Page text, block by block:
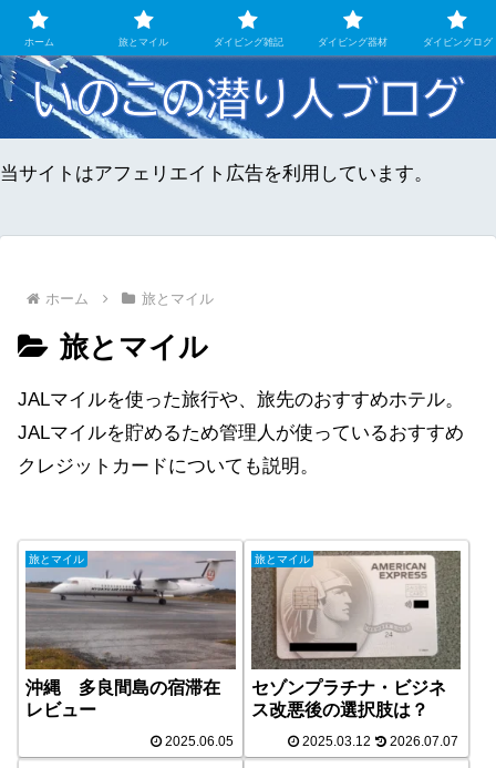
ダイビングとマイル旅のちょこっとメモ
当サイトはアフェリエイト広告を利用しています。
ホーム 旅とマイル
旅とマイル
JALマイルを使った旅行や、旅先のおすすめホテル。
JALマイルを貯めるため管理人が使っているおすすめ
クレジットカードについても説明。
旅とマイル
沖縄 多良間島の宿滞在
レビュー
2025.06.05
旅とマイル
セゾンプラチナ・ビジネ
ス改悪後の選択肢は？
2025.03.12 2026.07.07
ホーム 旅とマイル ダイビング雑記 ダイビング器材 ダイビングログ